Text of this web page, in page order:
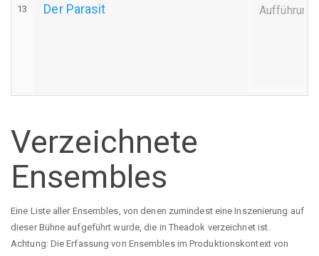
13 Der Parasit Aufführung
Verzeichnete
Ensembles
Eine Liste aller Ensembles, von denen zumindest eine Inszenierung auf
dieser Bühne aufgeführt wurde, die in Theadok verzeichnet ist.
Achtung: Die Erfassung von Ensembles im Produktionskontext von